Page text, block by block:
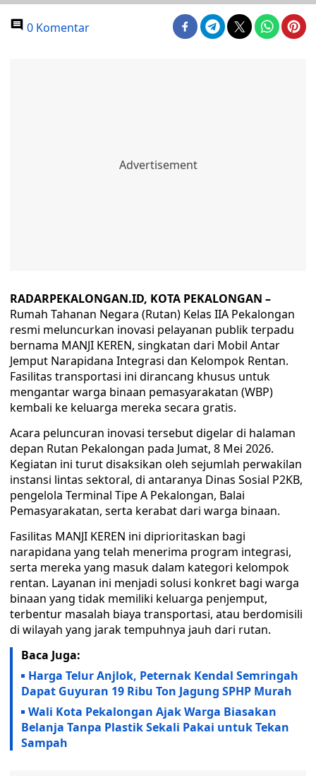
0 Komentar
RADARPEKALONGAN.ID, KOTA PEKALONGAN –
Rumah Tahanan Negara (Rutan) Kelas IIA Pekalongan
resmi meluncurkan inovasi pelayanan publik terpadu
bernama MANJI KEREN, singkatan dari Mobil Antar
Jemput Narapidana Integrasi dan Kelompok Rentan.
Fasilitas transportasi ini dirancang khusus untuk
mengantar warga binaan pemasyarakatan (WBP)
kembali ke keluarga mereka secara gratis.
Acara peluncuran inovasi tersebut digelar di halaman
depan Rutan Pekalongan pada Jumat, 8 Mei 2026.
Kegiatan ini turut disaksikan oleh sejumlah perwakilan
instansi lintas sektoral, di antaranya Dinas Sosial P2KB,
pengelola Terminal Tipe A Pekalongan, Balai
Pemasyarakatan, serta kerabat dari warga binaan.
Fasilitas MANJI KEREN ini diprioritaskan bagi
narapidana yang telah menerima program integrasi,
serta mereka yang masuk dalam kategori kelompok
rentan. Layanan ini menjadi solusi konkret bagi warga
binaan yang tidak memiliki keluarga penjemput,
terbentur masalah biaya transportasi, atau berdomisili
di wilayah yang jarak tempuhnya jauh dari rutan.
Baca Juga:
Harga Telur Anjlok, Peternak Kendal Semringah
Dapat Guyuran 19 Ribu Ton Jagung SPHP Murah
Wali Kota Pekalongan Ajak Warga Biasakan
Belanja Tanpa Plastik Sekali Pakai untuk Tekan
Sampah